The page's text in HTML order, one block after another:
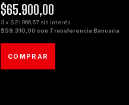
$65.900,00
3x $21.966,67 sin interés
$59.310,00 con Transferencia Bancaria